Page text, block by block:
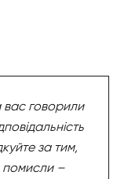
говорили
за тим,
помисли –